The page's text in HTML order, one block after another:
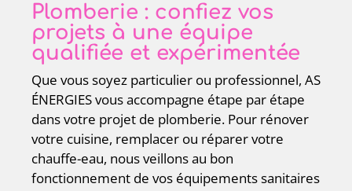
Plomberie : confiez vos
projets à une équipe
qualifiée et expérimentée
Que vous soyez particulier ou professionnel, AS
ÉNERGIES vous accompagne étape par étape
dans votre projet de plomberie. Pour rénover
votre cuisine, remplacer ou réparer votre
chauffe-eau, nous veillons au bon
fonctionnement de vos équipements sanitaires